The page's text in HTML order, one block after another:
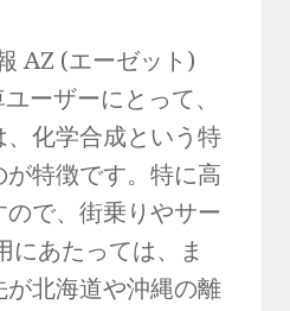
AZ (エーゼット)
ーザーにとって、
化学合成という特
特徴です。特に高
で、街乗りやサー
にあたっては、ま
北海道や沖縄の離